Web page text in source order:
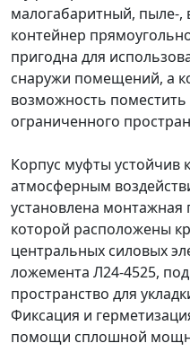
малогабаритный, пыле-
контейнер
пригодна для
снаружи помещений, а
возможность поместить
ограниченного
Корпус муфты устойчив
атмосферным
установлена монтажная
которой расположены
центральных силовых
ложемента Л24-4525,
пространство для
Фиксация и
помощи сплошной